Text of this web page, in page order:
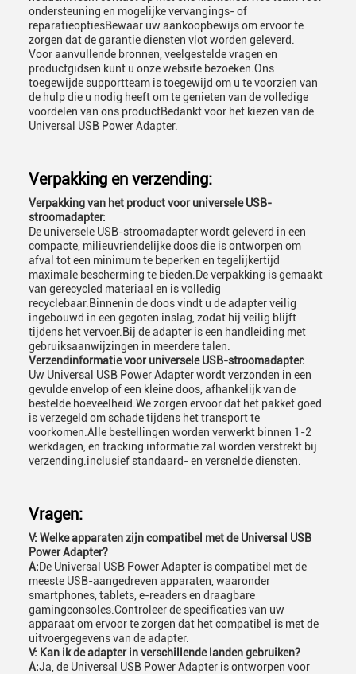
ondersteuning en mogelijke vervangings- of
reparatieoptiesBewaar uw aankoopbewijs om ervoor te
zorgen dat de garantie diensten vlot worden geleverd.
Voor aanvullende bronnen, veelgestelde vragen en
productgidsen kunt u onze website bezoeken.Ons
toegewijde supportteam is toegewijd om u te voorzien van
de hulp die u nodig heeft om te genieten van de volledige
voordelen van ons productBedankt voor het kiezen van de
Universal USB Power Adapter.
Verpakking en verzending:
Verpakking van het product voor universele USB-
stroomadapter:
De universele USB-stroomadapter wordt geleverd in een
compacte, milieuvriendelijke doos die is ontworpen om
afval tot een minimum te beperken en tegelijkertijd
maximale bescherming te bieden.De verpakking is gemaakt
van gerecycled materiaal en is volledig
recyclebaar.Binnenin de doos vindt u de adapter veilig
ingebouwd in een gegoten inslag, zodat hij veilig blijft
tijdens het vervoer.Bij de adapter is een handleiding met
gebruiksaanwijzingen in meerdere talen.
Verzendinformatie voor universele USB-stroomadapter:
Uw Universal USB Power Adapter wordt verzonden in een
gevulde envelop of een kleine doos, afhankelijk van de
bestelde hoeveelheid.We zorgen ervoor dat het pakket goed
is verzegeld om schade tijdens het transport te
voorkomen.Alle bestellingen worden verwerkt binnen 1-2
werkdagen, en tracking informatie zal worden verstrekt bij
verzending.inclusief standaard- en versnelde diensten.
Vragen:
V: Welke apparaten zijn compatibel met de Universal USB
Power Adapter?
A:De Universal USB Power Adapter is compatibel met de
meeste USB-aangedreven apparaten, waaronder
smartphones, tablets, e-readers en draagbare
gamingconsoles.Controleer de specificaties van uw
apparaat om ervoor te zorgen dat het compatibel is met de
uitvoergegevens van de adapter.
V: Kan ik de adapter in verschillende landen gebruiken?
A:Ja, de Universal USB Power Adapter is ontworpen voor